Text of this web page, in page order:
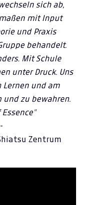
sich ab,
mit Input
und Praxis
behandelt.
Mit Schule
unter Druck. Uns
Lernen und am
und zu bewahren.
Zentrum